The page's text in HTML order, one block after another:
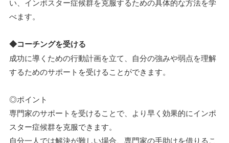
い、インポスター症候群を克服するための具体的な方法を学
べます。
◆コーチングを受ける
成功に導くための行動計画を立て、自分の強みや弱点を理解
するためのサポートを受けることができます。
◎ポイント
専門家のサポートを受けることで、より早く効果的にインポ
スター症候群を克服できます。
自分一人では解決が難しい場合、専門家の手助けを借りるこ